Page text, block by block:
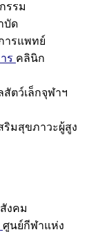
รรม
บัด
ารแพทย์
ร คลินิก
สัตว์เล็กจุฬาฯ
ริมสุขภาวะผู้สูง
งคม
ศูนย์กีฬาแห่ง